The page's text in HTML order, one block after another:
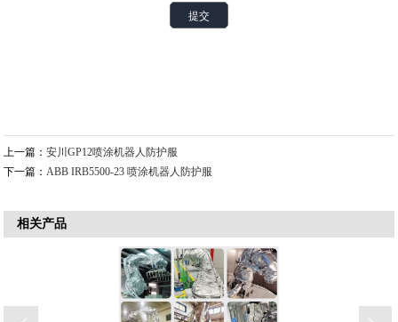
上一篇：安川GP12喷涂机器人防护服
下一篇：ABB IRB5500-23 喷涂机器人防护服
相关产品